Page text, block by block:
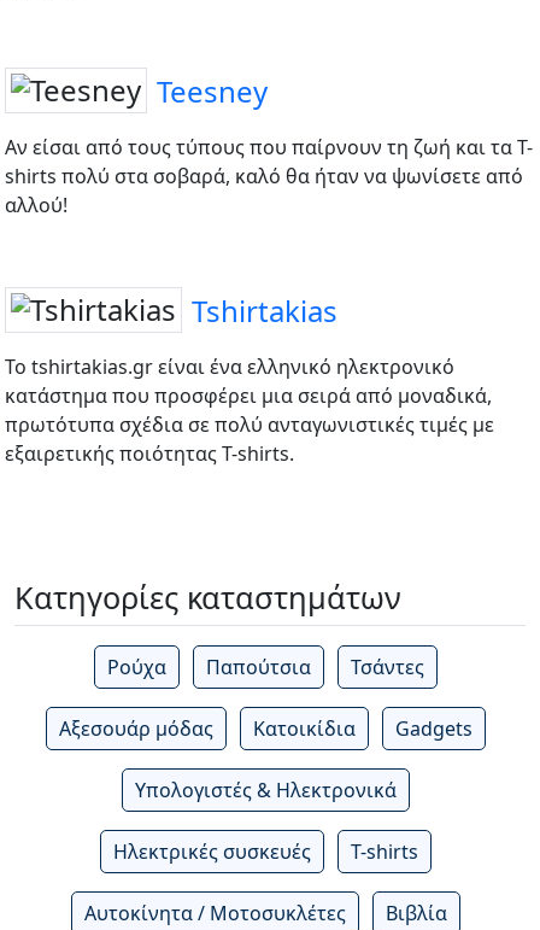
Teesney
Αν είσαι από τους τύπους που παίρνουν τη ζωή και τα T-
shirts πολύ στα σοβαρά, καλό θα ήταν να ψωνίσετε από
αλλού!
Tshirtakias
Το tshirtakias.gr είναι ένα ελληνικό ηλεκτρονικό
κατάστημα που προσφέρει μια σειρά από μοναδικά,
πρωτότυπα σχέδια σε πολύ ανταγωνιστικές τιμές με
εξαιρετικής ποιότητας T-shirts.
Κατηγορίες καταστημάτων
Ρούχα Παπούτσια Τσάντες
Αξεσουάρ μόδας Κατοικίδια Gadgets
Υπολογιστές & Ηλεκτρονικά
Ηλεκτρικές συσκευές T-shirts
Αυτοκίνητα / Μοτοσυκλέτες Βιβλία